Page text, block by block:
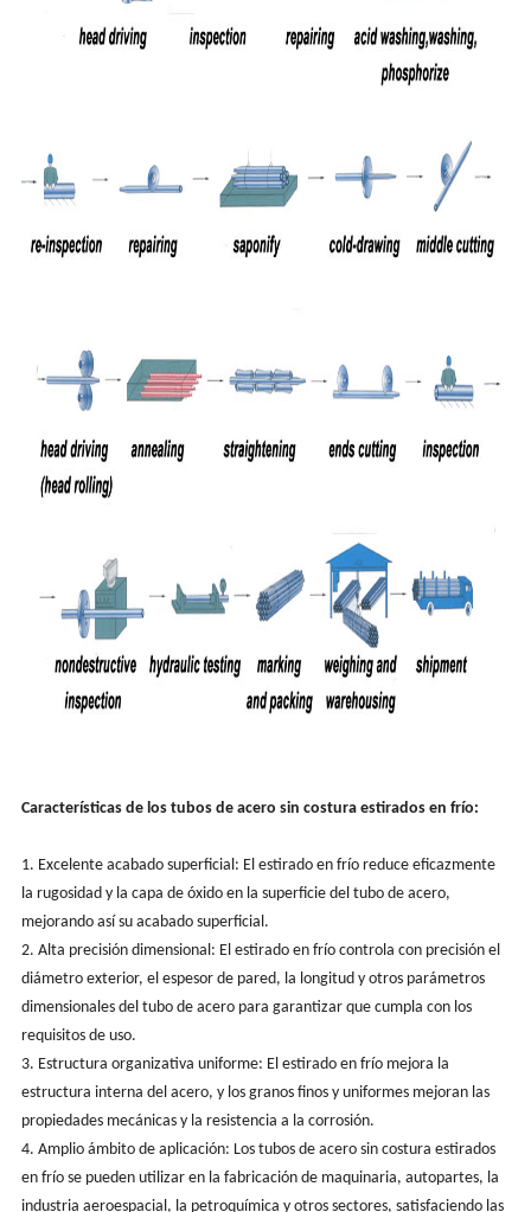
Características de los tubos de acero sin costura estirados en frío:
1. Excelente acabado superficial: El estirado en frío reduce eficazmente
la rugosidad y la capa de óxido en la superficie del tubo de acero,
mejorando así su acabado superficial.
2. Alta precisión dimensional: El estirado en frío controla con precisión el
diámetro exterior, el espesor de pared, la longitud y otros parámetros
dimensionales del tubo de acero para garantizar que cumpla con los
requisitos de uso.
3. Estructura organizativa uniforme: El estirado en frío mejora la
estructura interna del acero, y los granos finos y uniformes mejoran las
propiedades mecánicas y la resistencia a la corrosión.
4. Amplio ámbito de aplicación: Los tubos de acero sin costura estirados
en frío se pueden utilizar en la fabricación de maquinaria, autopartes, la
industria aeroespacial, la petroquímica y otros sectores, satisfaciendo las